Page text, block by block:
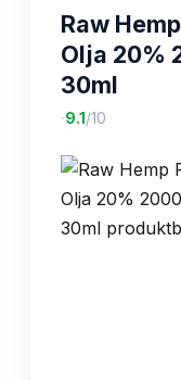
Raw
Olja 20%
30ml
·9.1 /10